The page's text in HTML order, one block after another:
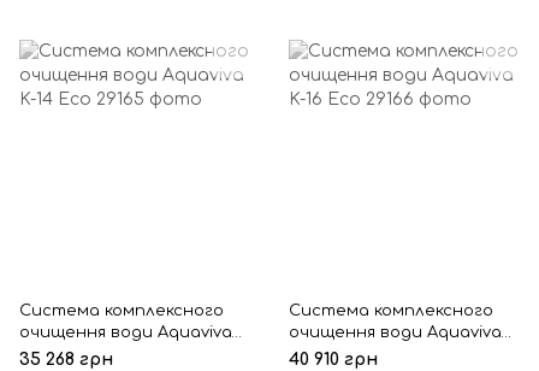
Система комплексного
очищення води Aquaviva
K-14 Eco
35 268 грн
Система комплексного
очищення води Aquaviva
K-16 Eco
40 910 грн